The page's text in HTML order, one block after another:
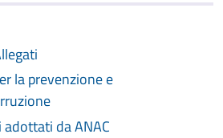
la prevenzione e
da ANAC